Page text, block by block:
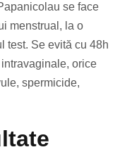
se face
menstrual, la o
test. Se evită cu 48h
orice
spermicide,